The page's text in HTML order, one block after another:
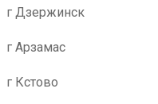
г Дзержинск
г Арзамас
г Кстово